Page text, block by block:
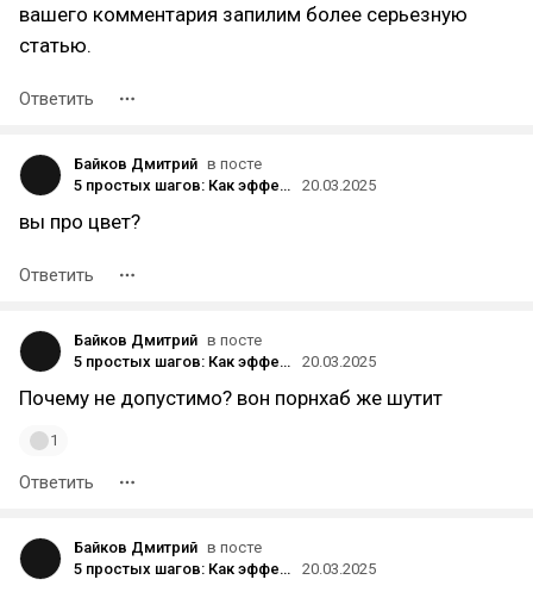
вашего комментария запилим более серьезную
статью.
Ответить
Байков Дмитрий в посте
5 простых шагов: Как эффективно отвечать на негативные отзывы и укрепить репутацию вашего бизнеса
20.03.2025
вы про цвет?
Ответить
Байков Дмитрий в посте
5 простых шагов: Как эффективно отвечать на негативные отзывы и укрепить репутацию вашего бизнеса
20.03.2025
Почему не допустимо? вон порнхаб же шутит
1
Ответить
Байков Дмитрий в посте
5 простых шагов: Как эффективно отвечать на негативные отзывы и укрепить репутацию вашего бизнеса
20.03.2025